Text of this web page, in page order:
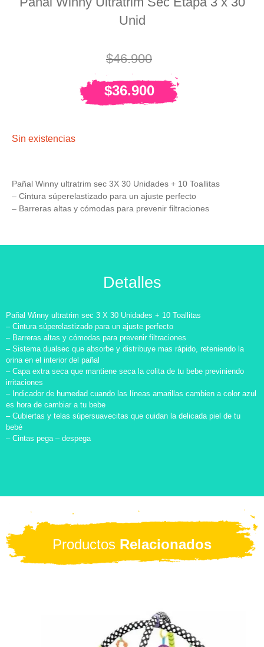
Unid
$46.900
$36.900
Sin existencias
Pañal Winny ultratrim sec 3X 30 Unidades + 10 Toallitas
– Cintura súperelastizado para un ajuste perfecto
– Barreras altas y cómodas para prevenir filtraciones
Detalles
Pañal Winny ultratrim sec 3 X 30 Unidades + 10 Toallitas
– Cintura súperelastizado para un ajuste perfecto
– Barreras altas y cómodas para prevenir filtraciones
– Sistema dualsec que absorbe y distribuye mas rápido, reteniendo la
orina en el interior del pañal
– Capa extra seca que mantiene seca la colita de tu bebe previniendo
irritaciones
– Indicador de humedad cuando las líneas amarillas cambien a color azul
es hora de cambiar a tu bebe
– Cubiertas y telas súpersuavecitas que cuidan la delicada piel de tu
bebé
– Cintas pega – despega
Productos Relacionados